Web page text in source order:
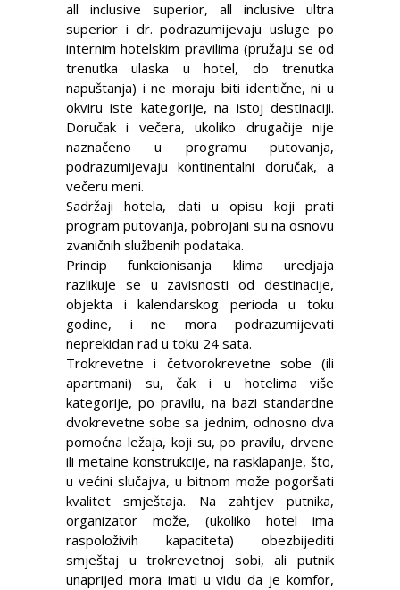
all inclusive superior, all inclusive ultra
superior i dr. podrazumijevaju usluge po
internim hotelskim pravilima (pružaju se od
trenutka ulaska u hotel, do trenutka
napuštanja) i ne moraju biti identične, ni u
okviru iste kategorije, na istoj destinaciji.
Doručak i večera, ukoliko drugačije nije
naznačeno u programu putovanja,
podrazumijevaju kontinentalni doručak, a
večeru meni.
Sadržaji hotela, dati u opisu koji prati
program putovanja, pobrojani su na osnovu
zvaničnih službenih podataka.
Princip funkcionisanja klima uredjaja
razlikuje se u zavisnosti od destinacije,
objekta i kalendarskog perioda u toku
godine, i ne mora podrazumijevati
neprekidan rad u toku 24 sata.
Trokrevetne i četvorokrevetne sobe (ili
apartmani) su, čak i u hotelima više
kategorije, po pravilu, na bazi standardne
dvokrevetne sobe sa jednim, odnosno dva
pomoćna ležaja, koji su, po pravilu, drvene
ili metalne konstrukcije, na rasklapanje, što,
u većini slučajva, u bitnom može pogoršati
kvalitet smještaja. Na zahtjev putnika,
organizator može, (ukoliko hotel ima
raspoloživih kapaciteta) obezbijediti
smještaj u trokrevetnoj sobi, ali putnik
unaprijed mora imati u vidu da je komfor,